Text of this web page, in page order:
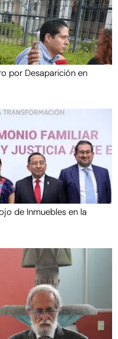
por Desaparición en
de Inmuebles en la